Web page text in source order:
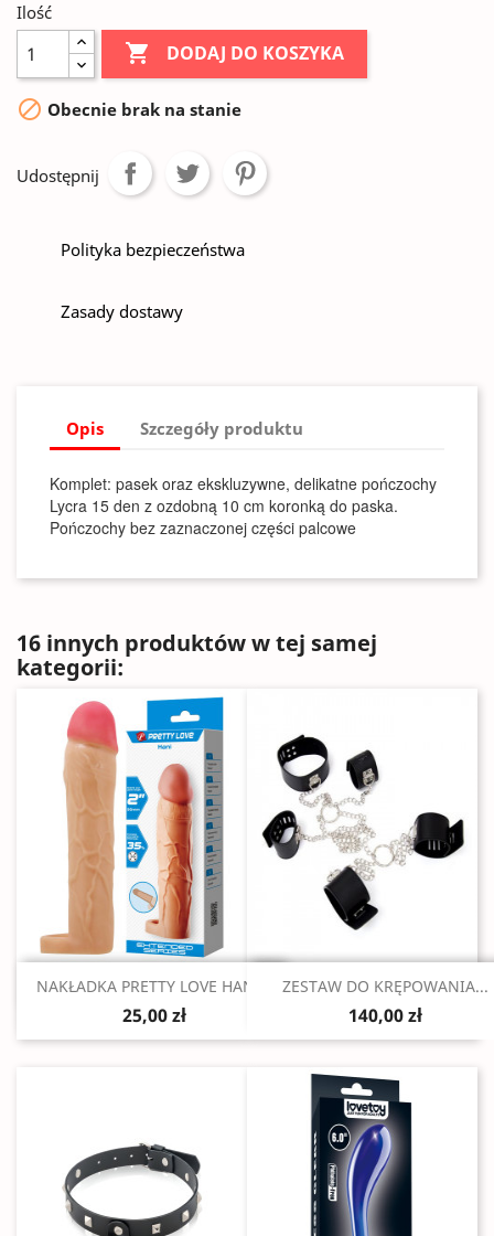
Ilość
 DODAJ DO KOSZYKA
 Obecnie brak na stanie
Udostępnij
Polityka bezpieczeństwa
Zasady dostawy
Opis Szczegóły produktu
Komplet: pasek oraz ekskluzywne, delikatne pończochy
Lycra 15 den z ozdobną 10 cm koronką do paska.
Pończochy bez zaznaczonej części palcowe
16 innych produktów w tej samej
kategorii:
Szybki podgląd
NAKŁADKA PRETTY LOVE HANI...
25,00 zł
Szybki podgląd
ZESTAW DO KRĘPOWANIA...
140,00 zł